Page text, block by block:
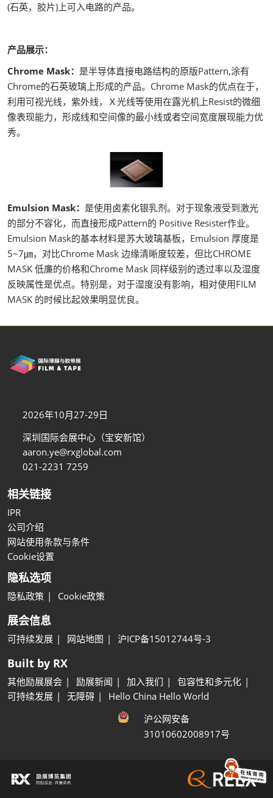
(石英，胶片)上可入电路的产品。
产品展示：
Chrome Mask： 是半导体直接电路结构的原版Pattern,涂有
Chrome的石英玻璃上形成的产品。Chrome Mask的优点在于，
利用可视光线，紫外线，Ｘ光线等使用在露光机上Resist的微细
像表现能力，形成线和空间像的最小线或者空间宽度展现能力优
秀。
Emulsion Mask： 是使用卤素化银乳剂。对于现象液受到激光
的部分不容化，而直接形成Pattern的 Positive Resister作业。
Emulsion Mask的基本材料是苏大玻璃基板，Emulsion 厚度是
5~7㎛，对比Chrome Mask 边缘清晰度较差，但比CHROME
MASK 低廉的价格和Chrome Mask 同样级别的透过率以及湿度
反映属性是优点。特别是，对于湿度没有影响，相对使用FILM
MASK 的时候比起效果明显优良。
2026年10月27-29日
深圳国际会展中心（宝安新馆）
aaron.ye@rxglobal.com
021-2231 7259
相关链接
IPR
公司介绍
网站使用条款与条件
Cookie设置
隐私选项
隐私政策 Cookie政策
展会信息
可持续发展 网站地图 沪ICP备15012744号-3
Built by RX
其他励展展会 励展新闻 加入我们
包容性和多元化
可持续发展
无障碍
Hello China Hello World
沪公网安备
31010602008917号